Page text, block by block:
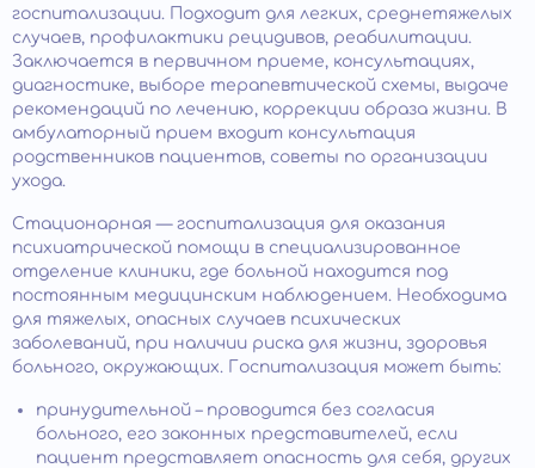
госпитализации. Подходит для легких, среднетяжелых
случаев, профилактики рецидивов, реабилитации.
Заключается в первичном приеме, консультациях,
диагностике, выборе терапевтической схемы, выдаче
рекомендаций по лечению, коррекции образа жизни. В
амбулаторный прием входит консультация
родственников пациентов, советы по организации
ухода.
Стационарная — госпитализация для оказания
психиатрической помощи в специализированное
отделение клиники, где больной находится под
постоянным медицинским наблюдением. Необходима
для тяжелых, опасных случаев психических
заболеваний, при наличии риска для жизни, здоровья
больного, окружающих. Госпитализация может быть:
принудительной – проводится без согласия
больного, его законных представителей, если
пациент представляет опасность для себя, других